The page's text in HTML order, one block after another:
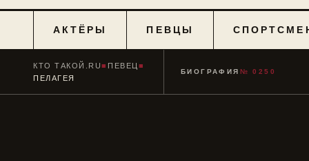
АКТЁРЫ ПЕВЦЫ
КТО ТАКОЙ.RU■ ПЕВЕЦ ■
ПЕЛАГЕЯ
БИОГРАФИЯ № 0250